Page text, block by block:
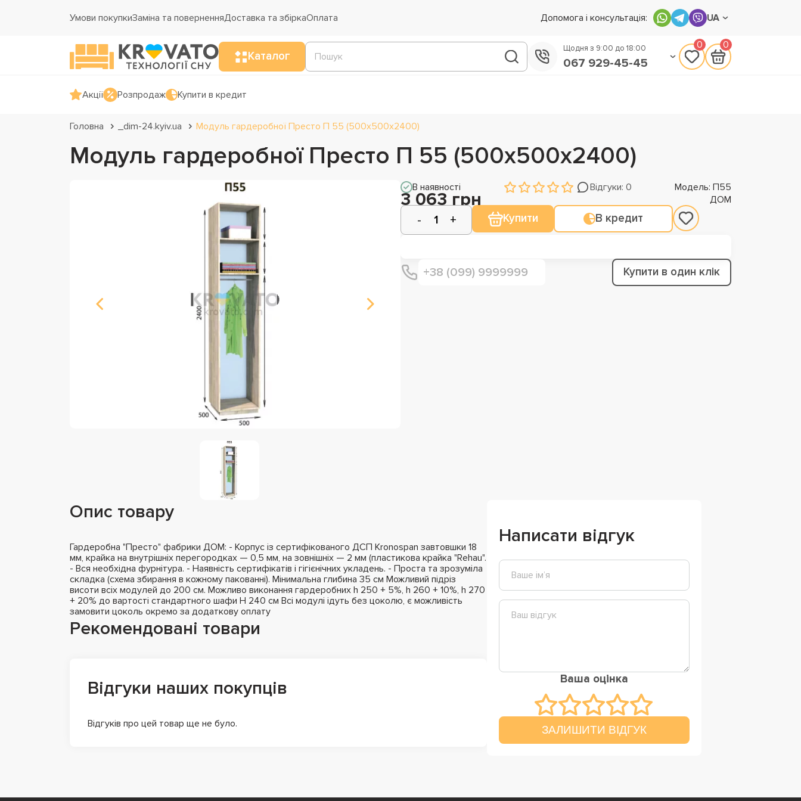
Умови покупкиЗаміна та поверненняДоставка та збіркаОплата Допомога і консультація: UA
Каталог
Щодня з 9:00 до 18:00
067 929-45-45
0 0
Акції Розпродаж Купити в кредит
Головна _dim-24.kyiv.ua Модуль гардеробної Престо П 55 (500х500х2400)
Модуль гардеробної Престо П 55 (500х500х2400)
В наявності Відгуки: 0 Модель: П55
3 063 грн ДОМ
Купити В кредит
Купити в один клік
Опис товару
Гардеробна "Престо" фабрики ДОМ: - Корпус із сертифікованого ДСП Kronospan завтовшки 18
мм, крайка на внутрішніх перегородках — 0,5 мм, на зовнішніх — 2 мм (пластикова крайка "Rehau".
- Вся необхідна фурнітура. - Наявність сертифікатів і гігієнічних укладень. - Проста та зрозуміла
складка (схема збирання в кожному пакованні). Мінимальна глибина 35 см Можливий підріз
висоти всіх модулей до 200 см. Можливо виконання гардеробних h 250 + 5%, h 260 + 10%, h 270
+ 20% до вартості стандартного шафи H 240 см Всі модулі ідуть без цоколю, є можливість
замовити цоколь окремо за додаткову оплату
Рекомендовані товари
Відгуки наших покупців
Відгуків про цей товар ще не було.
Написати відгук
Ваша оцінка
ЗАЛИШИТИ ВІДГУК